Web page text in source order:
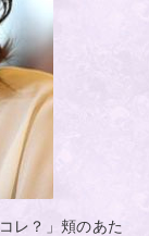
レ？」頬のあた